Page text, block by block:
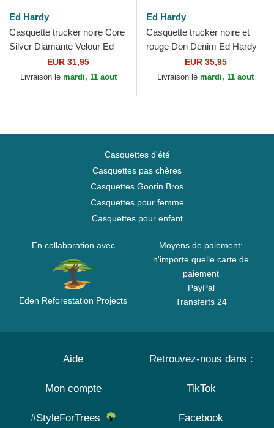
Ed Hardy
Casquette trucker noire Core
Silver Diamante Velour Ed
EUR 31,95
Livraison le mardi, 11 aout
Ed Hardy
Casquette trucker noire et
rouge Don Denim Ed Hardy
EUR 35,95
Livraison le mardi, 11 aout
Casquettes d'été
Casquettes pas chères
Casquettes Goorin Bros
Casquettes pour femme
Casquettes pour enfant
En collaboration avec
Eden Reforestation Projects
Moyens de paiement:
n'importe quelle carte de
paiement
PayPal
Transferts 24
Aide
Mon compte
#StyleForTrees
Retrouvez-nous dans :
TikTok
Facebook